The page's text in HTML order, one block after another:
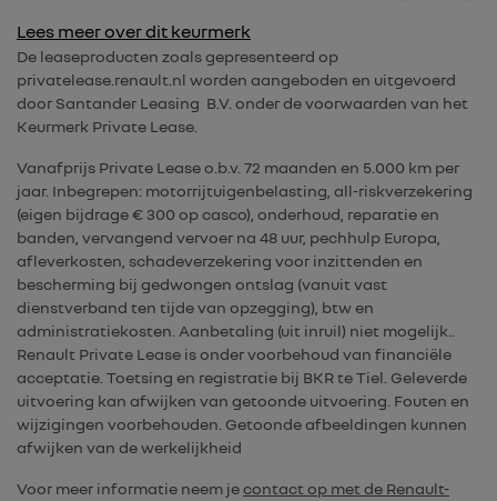
Lees meer over dit keurmerk
De leaseproducten zoals gepresenteerd op
privatelease.renault.nl worden aangeboden en uitgevoerd
door Santander Leasing B.V. onder de voorwaarden van het
Keurmerk Private Lease.
Vanafprijs Private Lease o.b.v. 72 maanden en 5.000 km per
jaar. Inbegrepen: motorrijtuigenbelasting, all-riskverzekering
(eigen bijdrage € 300 op casco), onderhoud, reparatie en
banden, vervangend vervoer na 48 uur, pechhulp Europa,
afleverkosten, schadeverzekering voor inzittenden en
bescherming bij gedwongen ontslag (vanuit vast
dienstverband ten tijde van opzegging), btw en
administratiekosten. Aanbetaling (uit inruil) niet mogelijk..
Renault Private Lease is onder voorbehoud van financiële
acceptatie. Toetsing en registratie bij BKR te Tiel. Geleverde
uitvoering kan afwijken van getoonde uitvoering. Fouten en
wijzigingen voorbehouden. Getoonde afbeeldingen kunnen
afwijken van de werkelijkheid
Voor meer informatie neem jecontact op met de Renault-